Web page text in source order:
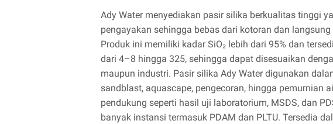
Ady Water menyediakan pasir silika berkualitas tinggi
pengayakan sehingga bebas dari kotoran dan
Produk ini memiliki kadar SiO₂ lebih dari 95% dan
dari 4–8 hingga 325, sehingga dapat disesuaikan
maupun industri. Pasir silika Ady Water digunakan
sandblast, aquascape, pengecoran, hingga pemurnian
pendukung seperti hasil uji laboratorium, MSDS, dan
banyak instansi termasuk PDAM dan PLTU. Tersedia